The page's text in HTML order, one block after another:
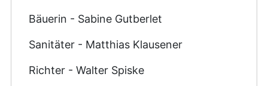
Bäuerin - Sabine Gutberlet
Sanitäter - Matthias Klausener
Richter - Walter Spiske